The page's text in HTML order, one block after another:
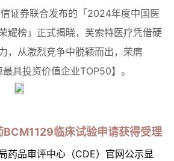
证券联合发布的「2024年度中国医
耀榜」正式揭晓，芙索特医疗凭借硬
，从激烈竞争中脱颖而出，荣膺
具投资价值企业TOP50】。
临床试验申请获得受理
药品审评中心（CDE）官网公示显